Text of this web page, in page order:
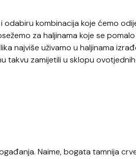
odabiru kombinacija koje ćemo
za haljinama koje se pomalo
najviše uživamo u haljinama
takvu zamijetili u sklopu ovotjednih
Naime, bogata tamnija